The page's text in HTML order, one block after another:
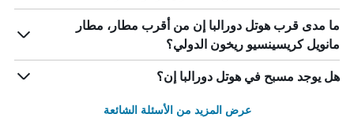
ما مدى قرب هوتل دورالبا إن من أقرب مطار، مطار
مانويل كريسينسيو ريخون الدولي؟
هل يوجد مسبح في هوتل دورالبا إن؟
عرض المزيد من الأسئلة الشائعة